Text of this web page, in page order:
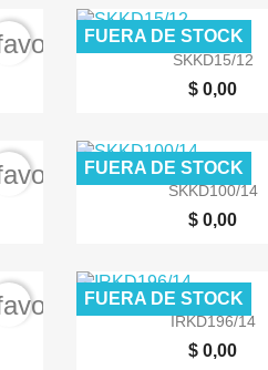
 Vista rápida
SKKD15/12
$ 0,00
FUERA DE STOCK
 Vista rápida
SKKD100/14
$ 0,00
FUERA DE STOCK
 Vista rápida
IRKD196/14
$ 0,00
FUERA DE STOCK